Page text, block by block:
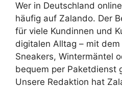
Wer in Deutschland
häufig auf Zalando. Der
für viele Kundinnen und
digitalen Alltag – mit
Sneakers, Wintermäntel
bequem per Paketdienst
Unsere Redaktion hat